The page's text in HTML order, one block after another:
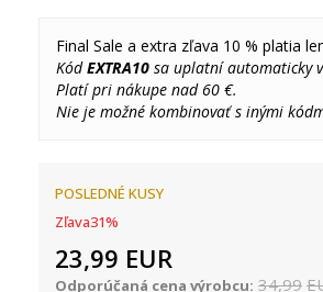
Final Sale a extra zľava 10 % platia
KódEXTRA10 sa uplatní automaticky
Platí pri nákupe nad 60 €.
Nie je možné kombinovať s inými
POSLEDNÉ KUSY
Zľava31%
23,99 EUR
Odporúčaná cena výrobcu: 34,99